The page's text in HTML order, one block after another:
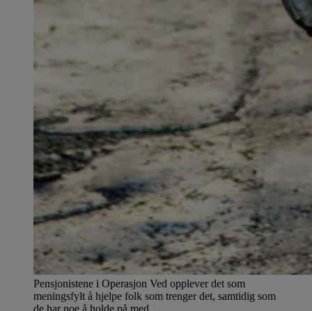
Pensjonistene i Operasjon Ved opplever det som
meningsfylt å hjelpe folk som trenger det, samtidig som